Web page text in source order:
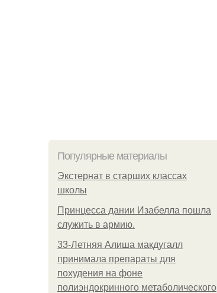
Популярные материалы
Экстернат в старших классах
школы
Принцесса дании Изабелла пошла
служить в армию.
33-Летняя Алиша макдугалл
принимала препараты для
похудения на фоне
полиэндокринного метаболического